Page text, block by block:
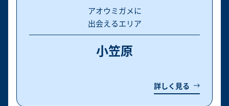
アオウミガメに
出会えるエリア
小笠原
詳しく見る